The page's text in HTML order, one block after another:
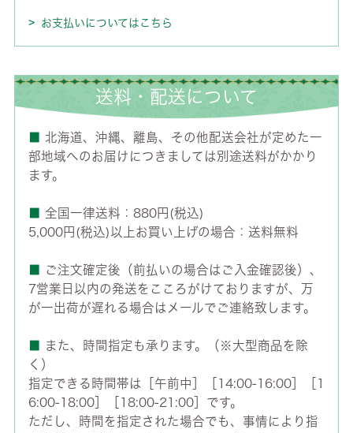
お支払いについてはこちら
送料・配送について
北海道、沖縄、離島、その他配送会社が定めた一
部地域へのお届けにつきましては別途送料がかかり
ます。
全国一律送料：880円(税込)
5,000円(税込)以上お買い上げの場合：送料無料
ご注文確定後（前払いの場合はご入金確認後）、
7営業日以内の発送をこころがけておりますが、万
が一出荷が遅れる場合はメールでご連絡致します。
また、時間指定も承ります。（※大型商品を除
く）
指定できる時間帯は［午前中］［14:00-16:00］［1
6:00-18:00］［18:00-21:00］です。
ただし、時間を指定された場合でも、事情により指